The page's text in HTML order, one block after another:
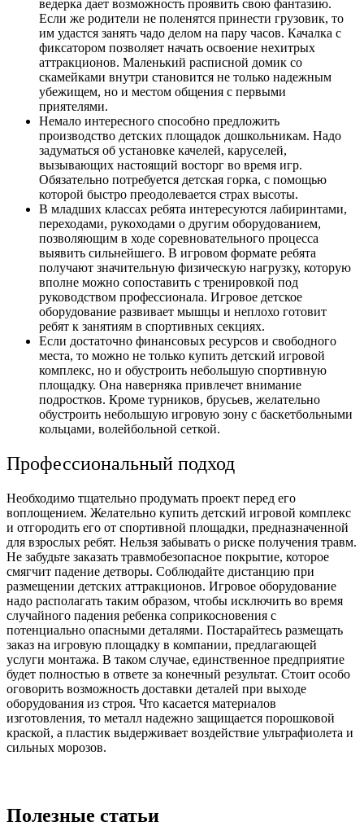
ведерка дает возможность проявить свою фантазию.
Если же родители не поленятся принести грузовик, то
им удастся занять чадо делом на пару часов. Качалка с
фиксатором позволяет начать освоение нехитрых
аттракционов. Маленький расписной домик со
скамейками внутри становится не только надежным
убежищем, но и местом общения с первыми
приятелями.
Немало интересного способно предложить
производство детских площадок дошкольникам. Надо
задуматься об установке качелей, каруселей,
вызывающих настоящий восторг во время игр.
Обязательно потребуется детская горка, с помощью
которой быстро преодолевается страх высоты.
В младших классах ребята интересуются лабиринтами,
переходами, рукоходами о другим оборудованием,
позволяющим в ходе соревновательного процесса
выявить сильнейшего. В игровом формате ребята
получают значительную физическую нагрузку, которую
вполне можно сопоставить с тренировкой под
руководством профессионала. Игровое детское
оборудование развивает мышцы и неплохо готовит
ребят к занятиям в спортивных секциях.
Если достаточно финансовых ресурсов и свободного
места, то можно не только купить детский игровой
комплекс, но и обустроить небольшую спортивную
площадку. Она наверняка привлечет внимание
подростков. Кроме турников, брусьев, желательно
обустроить небольшую игровую зону с баскетбольными
кольцами, волейбольной сеткой.
Профессиональный подход
Необходимо тщательно продумать проект перед его
воплощением. Желательно купить детский игровой комплекс
и отгородить его от спортивной площадки, предназначенной
для взрослых ребят. Нельзя забывать о риске получения травм.
Не забудьте заказать травмобезопасное покрытие, которое
смягчит падение детворы. Соблюдайте дистанцию при
размещении детских аттракционов. Игровое оборудование
надо располагать таким образом, чтобы исключить во время
случайного падения ребенка соприкосновения с
потенциально опасными деталями. Постарайтесь размещать
заказ на игровую площадку в компании, предлагающей
услуги монтажа. В таком случае, единственное предприятие
будет полностью в ответе за конечный результат. Стоит особо
оговорить возможность доставки деталей при выходе
оборудования из строя. Что касается материалов
изготовления, то металл надежно защищается порошковой
краской, а пластик выдерживает воздействие ультрафиолета и
сильных морозов.
Полезные статьи